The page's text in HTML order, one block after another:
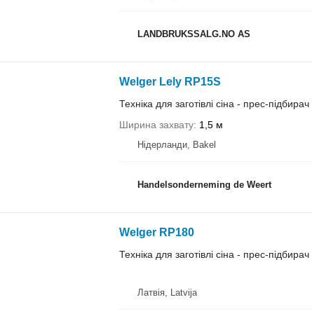
LANDBRUKSSALG.NO AS
Welger Lely RP15S
Техніка для заготівлі сіна - прес-
Ширина захвату 1,5 м
Нідерланди, Bakel
Handelsonderneming de Weert
Welger RP180
Техніка для заготівлі сіна - прес-
Латвія, Latvija